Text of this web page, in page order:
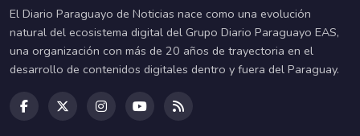
El Diario Paraguayo de Noticias nace como una evolución
natural del ecosistema digital del Grupo Diario Paraguayo EAS,
una organización con más de 20 años de trayectoria en el
desarrollo de contenidos digitales dentro y fuera del Paraguay.